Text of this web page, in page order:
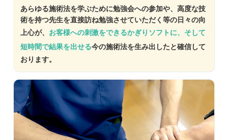
あらゆる施術法を学ぶために勉強会への参加や、高度な技
術を持つ先生を直接訪ね勉強させていただく等の日々の向
上心が、 お客様への刺激をできるかぎりソフトに、そして
短時間で結果を出せる今の施術法を生み出したと確信して
おります。